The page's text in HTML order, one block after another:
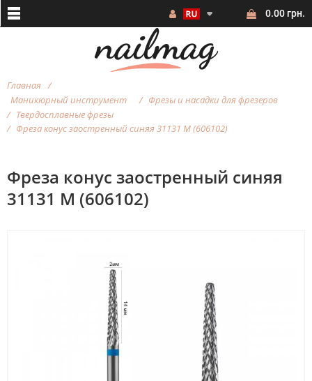
0.00 грн.
Главная
Маникюрный инструмент
Фрезы и насадки для фрезеров
Твердосплавные фрезы
Фреза конус заостренный синяя 31131 М (606102)
Фреза конус заостренный синяя
31131 М (606102)